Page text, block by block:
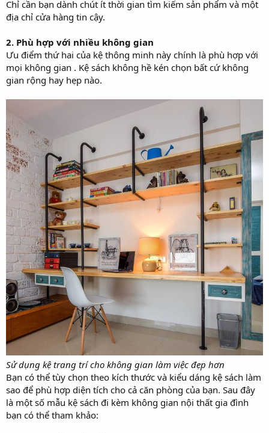
Chỉ cần bạn dành chút ít thời gian tìm kiếm sản phẩm và một
địa chỉ cửa hàng tin cậy.
2. Phù hợp với nhiều không gian
Ưu điểm thứ hai của kệ thông minh này chính là phù hợp với
mọi không gian . Kệ sách không hề kén chọn bất cứ không
gian rộng hay hẹp nào.
Sử dụng kệ trang trí cho không gian làm việc đẹp hơn
Bạn có thể tùy chọn theo kích thước và kiểu dáng kệ sách làm
sao để phù hợp diện tích cho cả căn phòng của bạn. Sau đây
là một số mẫu kệ sách đi kèm không gian nội thất gia đình
bạn có thể tham khảo: